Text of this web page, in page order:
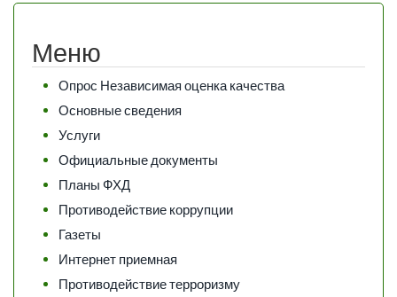
Меню
Опрос Независимая оценка качества
Основные сведения
Услуги
Официальные документы
Планы ФХД
Противодействие коррупции
Газеты
Интернет приемная
Противодействие терроризму